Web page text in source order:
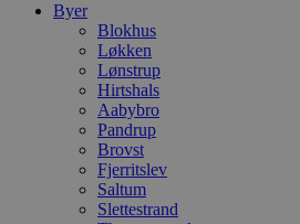
Byer
Blokhus
Løkken
Lønstrup
Hirtshals
Aabybro
Pandrup
Brovst
Fjerritslev
Saltum
Slettestrand